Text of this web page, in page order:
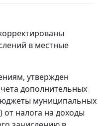
в местные
утвержден
дополнительных
муниципальных
от налога на доходы